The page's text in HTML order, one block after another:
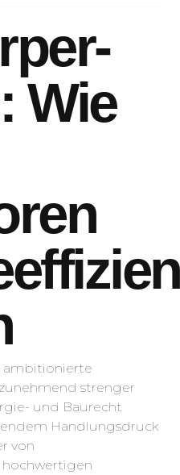
Wie
ambitionierte
strenger
und Baurecht
Handlungsdruck
von